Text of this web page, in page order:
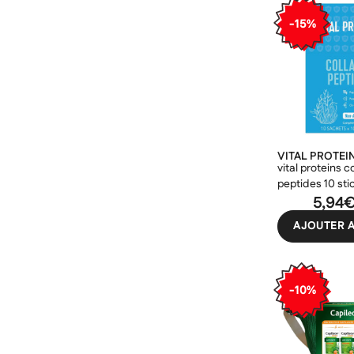
-15%
VITAL
vital proteins
peptides 10
AJOUTER
-10% add_circle_outline